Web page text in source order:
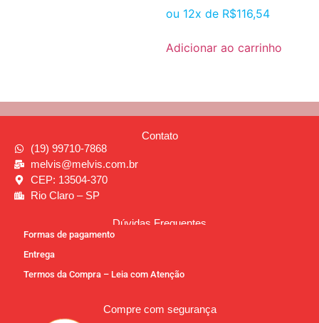
ou 12x de R$116,54
Adicionar ao carrinho
Contato
(19) 99710-7868
melvis@melvis.com.br
CEP: 13504-370
Rio Claro – SP
Dúvidas Frequentes
Formas de pagamento
Entrega
Termos da Compra – Leia com Atenção
Compre com segurança